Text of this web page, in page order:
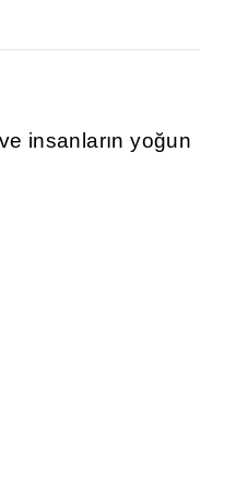
insanların yoğun